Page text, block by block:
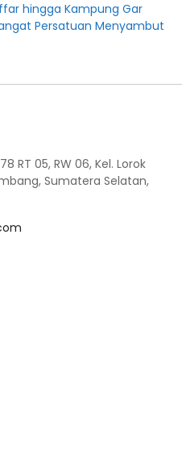
hingga Kampung Gar
Persatuan Menyambut
RT 05, RW 06, Kel. Lorok
Sumatera Selatan,